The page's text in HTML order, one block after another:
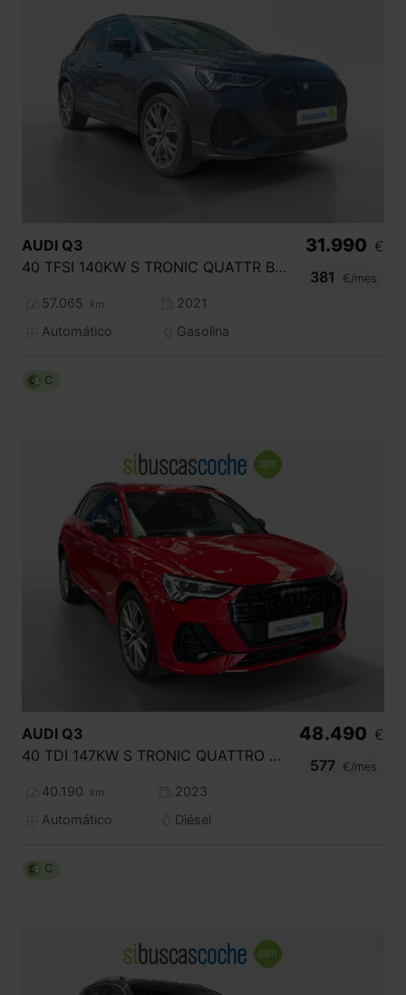
AUDI Q3
40 TFSI 140KW S TRONIC QUATTR BLACK LINE
57.065 km
2021
Automático
Gasolina
31.990 €
381
€/mes
C
AUDI Q3
40 TDI 147KW S TRONIC QUATTRO BLACK LINE
40.190 km
2023
Automático
Diésel
48.490 €
577
€/mes
C